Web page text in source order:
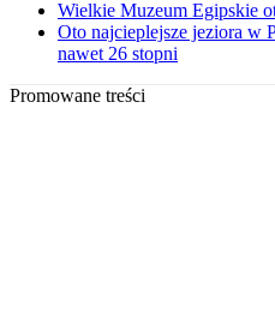
Wielkie Muzeum Egipskie
Oto najcieplejsze jeziora w
nawet 26 stopni
Promowane treści